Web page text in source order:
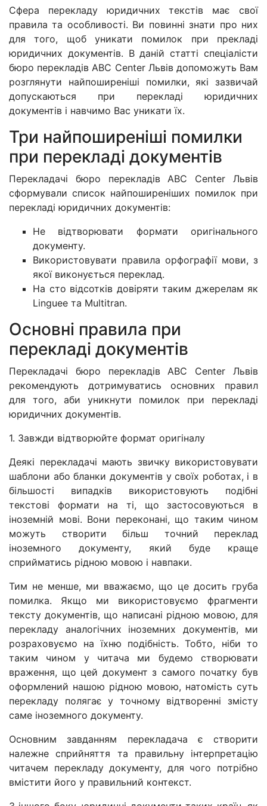
Сфера перекладу юридичних текстів має свої
правила та особливості. Ви повинні знати про них
для того, щоб уникати помилок при прекладі
юридичних документів. В даній статті спеціалісти
бюро перекладів ABC Center Львів допоможуть Вам
розглянути найпоширеніші помилки, які зазвичай
допускаються при перекладі юридичних
документів і навчимо Вас уникати їх.
Три найпоширеніші помилки
при перекладі документів
Перекладачі бюро перекладів ABC Center Львів
сформували список найпоширеніших помилок при
перекладі юридичних документів:
Не відтворювати формати оригінального
документу.
Використовувати правила орфографії мови, з
якої виконується переклад.
На сто відсотків довіряти таким джерелам як
Linguee та Multitran.
Основні правила при
перекладі документів
Перекладачі бюро перекладів ABC Center Львів
рекомендують дотримуватись основних правил
для того, аби уникнути помилок при перекладі
юридичних документів.
1. Завжди відтворюйте формат оригіналу
Деякі перекладачі мають звичку використовувати
шаблони або бланки документів у своїх роботах, і в
більшості випадків використовують подібні
текстові формати на ті, що застосовуються в
іноземній мові. Вони переконані, що таким чином
можуть створити більш точний переклад
іноземного документу, який буде краще
сприйматись рідною мовою і навпаки.
Тим не менше, ми вважаємо, що це досить груба
помилка. Якщо ми використовуємо фрагменти
тексту документів, що написані рідною мовою, для
перекладу аналогічних іноземних документів, ми
розраховуємо на їхню подібність. Тобто, ніби то
таким чином у читача ми будемо створювати
враження, що цей документ з самого початку був
оформлений нашою рідною мовою, натомість суть
перекладу полягає у точному відтворенні змісту
саме іноземного документу.
Основним завданням перекладача є створити
належне сприйняття та правильну інтерпретацію
читачем перекладу документу, для чого потрібно
вмістити його у правильний контекст.